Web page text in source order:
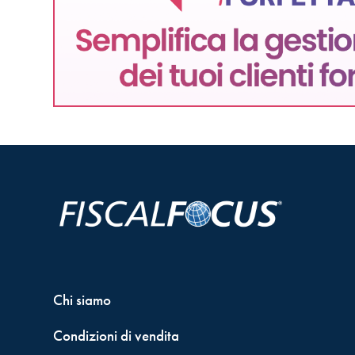
Chi siamo
Condizioni di vendita